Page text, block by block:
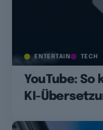
ENTERTAIN TECH
YouTube:
KI-